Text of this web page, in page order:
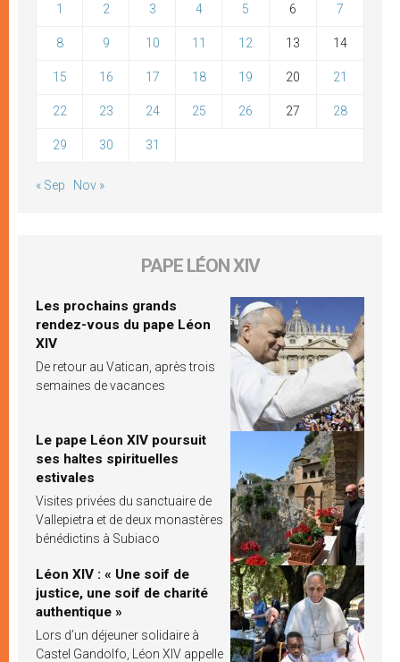
1 2 3 4 5 6 7
8 9 10 11 12 13 14
15 16 17 18 19 20 21
22 23 24 25 26 27 28
29 30 31
« Sep Nov »
PAPE LÉON XIV
Les prochains grands
rendez-vous du pape Léon
XIV
De retour au Vatican, après trois
semaines de vacances
Le pape Léon XIV poursuit
ses haltes spirituelles
estivales
Visites privées du sanctuaire de
Vallepietra et de deux monastères
bénédictins à Subiaco
Léon XIV : « Une soif de
justice, une soif de charité
authentique »
Lors d’un déjeuner solidaire à
Castel Gandolfo, Léon XIV appelle